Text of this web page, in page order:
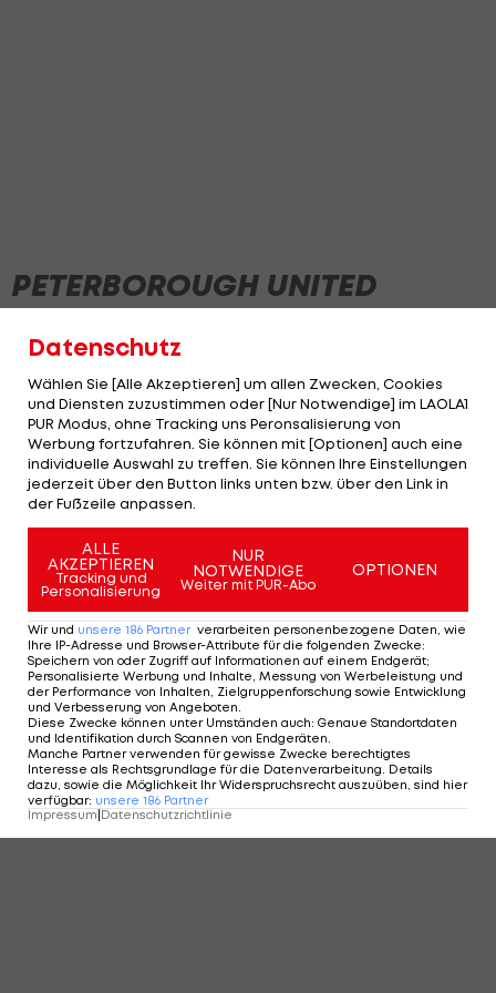
PETERBOROUGH UNITED
Datenschutz
Wählen Sie [Alle Akzeptieren] um allen Zwecken, Cookies
und Diensten zuzustimmen oder [Nur Notwendige] im LAOLA1
PUR Modus, ohne Tracking uns Peronsalisierung von
Werbung fortzufahren. Sie können mit [Optionen] auch eine
individuelle Auswahl zu treffen. Sie können Ihre Einstellungen
jederzeit über den Button links unten bzw. über den Link in
der Fußzeile anpassen.
ALLE
AKZEPTIEREN
Tracking und
Personalisierung
NUR
NOTWENDIGE
Weiter mit PUR-Abo
OPTIONEN
Wir und unsere 186 Partner verarbeiten personenbezogene Daten, wie
Ihre IP-Adresse und Browser-Attribute für die folgenden Zwecke:
Speichern von oder Zugriff auf Informationen auf einem Endgerät;
Personalisierte Werbung und Inhalte, Messung von Werbeleistung und
der Performance von Inhalten, Zielgruppenforschung sowie Entwicklung
und Verbesserung von Angeboten.
Diese Zwecke können unter Umständen auch: Genaue Standortdaten
und Identifikation durch Scannen von Endgeräten.
Manche Partner verwenden für gewisse Zwecke berechtigtes
Interesse als Rechtsgrundlage für die Datenverarbeitung. Details
dazu, sowie die Möglichkeit Ihr Widerspruchsrecht auszuüben, sind hier
verfügbar: unsere 186 Partner
Impressum Datenschutzrichtlinie